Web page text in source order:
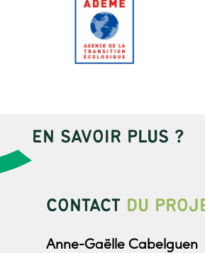
EN SAVOIR PLUS ?
CONTACT DU
Anne-Gaëlle Cabelguen